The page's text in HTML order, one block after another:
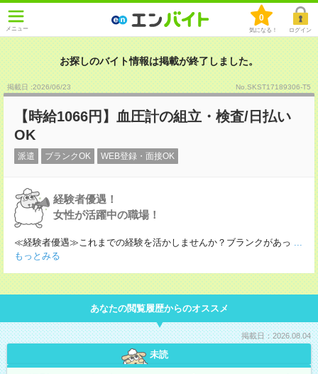
メニュー
0
気になる！ ログイン
お探しのバイト情報は掲載が終了しました。
掲載日 :2026/06/23 No.SKST17189306-T5
【時給1066円】血圧計の組立・検査/日払い
OK
派遣 ブランクOK WEB登録・面接OK
経験者優遇！
女性が活躍中の職場！
≪経験者優遇≫これまでの経験を活かしませんか？ブランクがあっ ...
もっとみる
あなたの閲覧履歴からのオススメ
掲載日：2026.08.04
未読